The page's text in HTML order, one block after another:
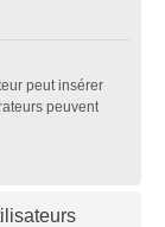
peut insérer
peuvent